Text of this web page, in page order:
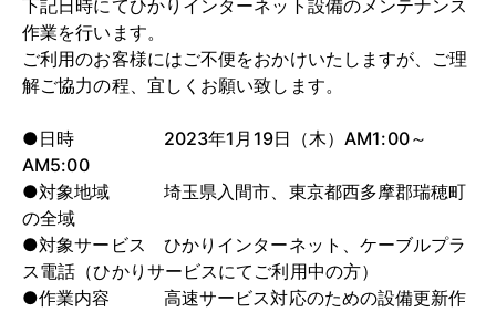
下記日時にてひかりインターネット設備のメンテナンス
作業を行います。
ご利用のお客様にはご不便をおかけいたしますが、ご理
解ご協力の程、宜しくお願い致します。
●日時 2023年1月19日（木）AM1:00～
AM5:00
●対象地域 埼玉県入間市、東京都西多摩郡瑞穂町
の全域
●対象サービス ひかりインターネット、ケーブルプラ
ス電話（ひかりサービスにてご利用中の方）
●作業内容 高速サービス対応のための設備更新作